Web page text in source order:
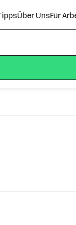
Über UnsFür